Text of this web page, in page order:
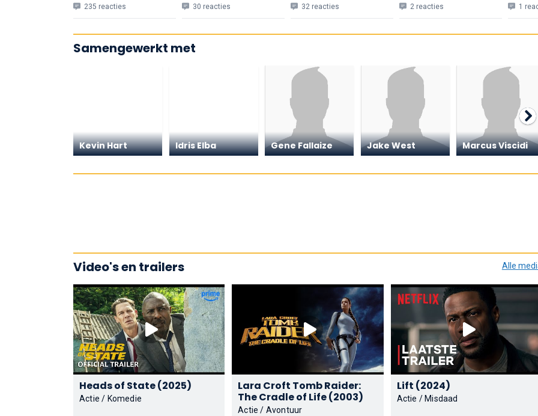
235 reacties
30 reacties
32 reacties
2 reacties
1
Samengewerkt met
Kevin Hart Idris Elba Gene Fallaize Jake West Marcus Viscidi
Video's en trailers Alle
Heads of State (2025)
Actie / Komedie
Lara Croft Tomb Raider:
The Cradle of Life (2003)
Actie / Avontuur
Lift (2024)
Actie / Misdaad